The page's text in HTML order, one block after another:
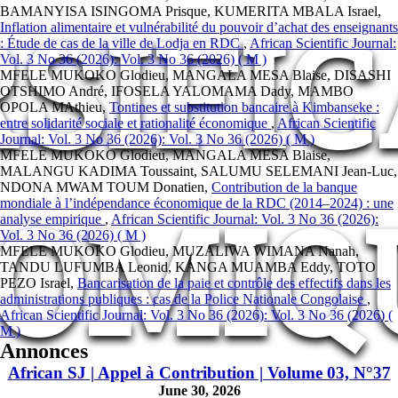
BAMANYISA ISINGOMA Prisque, KUMERITA MBALA Israel,
Inflation alimentaire et vulnérabilité du pouvoir d’achat des enseignants
: Étude de cas de la ville de Lodja en RDC,African Scientific Journal:
Vol. 3 No 36 (2026): Vol. 3 No 36 (2026) ( M )
MFELE MUKOKO Glodieu, MANGALA MESA Blaise, DISASHI
OTSHIMO André, IFOSELA YALOMAMA Dady, MAMBO
OPOLA MAthieu,Tontines et substitution bancaire à Kimbanseke :
entre solidarité sociale et rationalité économique , African Scientific
Journal: Vol. 3 No 36 (2026): Vol. 3 No 36 (2026) ( M )
MFELE MUKOKO Glodieu, MANGALA MESA Blaise,
MALANGU KADIMA Toussaint, SALUMU SELEMANI Jean-Luc,
NDONA MWAM TOUM Donatien, Contribution de la banque
mondiale à l’indépendance économique de la RDC (2014–2024) : une
analyse empirique , African Scientific Journal: Vol. 3 No 36 (2026):
Vol. 3 No 36 (2026) ( M )
MFELE MUKOKO Glodieu, MUZALIWA WIMANA Nanah,
TANDU LUFUMBA Leonid, KANGA MUAMBA Eddy, TOTO
PEZO Israel, Bancarisation de la paie et contrôle des effectifs dans les
administrations publiques : cas de la Police Nationale Congolaise ,
African Scientific Journal: Vol. 3 No 36 (2026): Vol. 3 No 36 (2026) (
M )
Annonces
African SJ | Appel à Contribution | Volume 03, N°37
June 30, 2026